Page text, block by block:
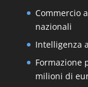
Commercio
nazionali
Intelligenza
Formazione
milioni di